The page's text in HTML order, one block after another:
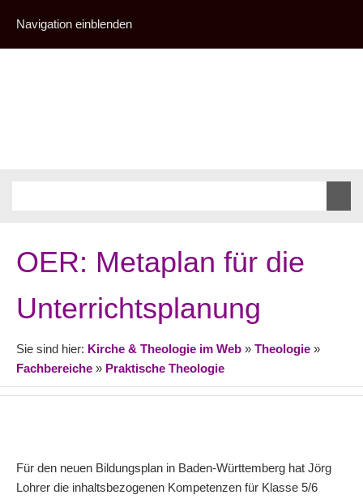
Navigation einblenden
OER: Metaplan für die
Unterrichtsplanung
Sie sind hier: Kirche & Theologie im Web » Theologie »
Fachbereiche » Praktische Theologie
Für den neuen Bildungsplan in Baden-Württemberg hat Jörg
Lohrer die inhaltsbezogenen Kompetenzen für Klasse 5/6